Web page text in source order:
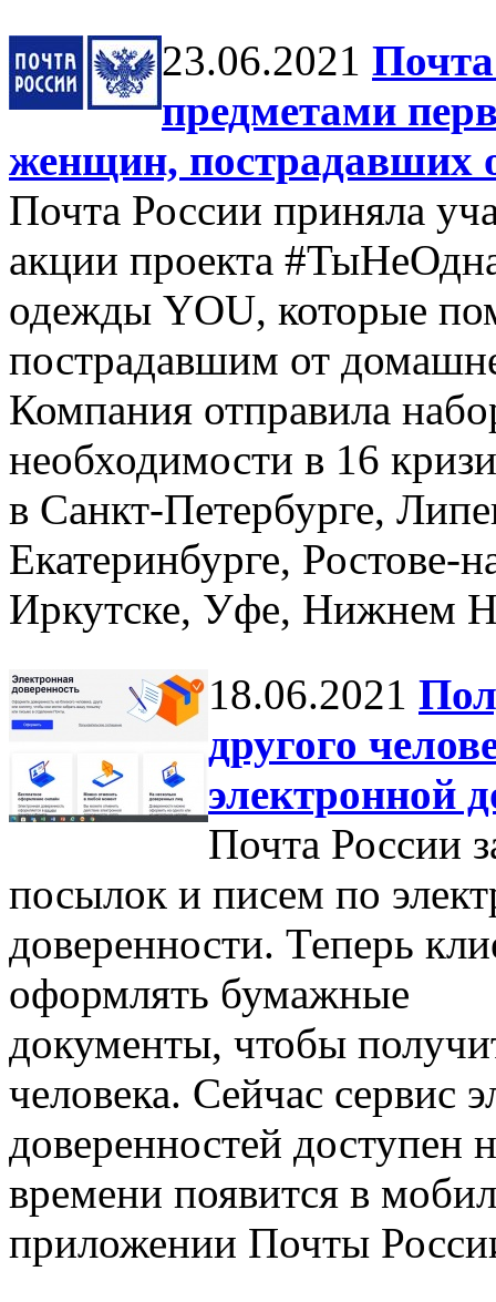
23.06.2021
предметами
женщин, пострадавших
Почта России приняла
акции проекта
одежды YOU, которые
пострадавшим от
Компания отправила
необходимости в 16
в Санкт-Петербурге,
Екатеринбурге, Ростове-
Иркутске, Уфе, Нижнем
18.06.2021
другого
электронной
Почта России
посылок и писем по
доверенности. Теперь
оформлять бумажные
документы, чтобы
человека. Сейчас сервис
доверенностей доступен
времени появится в
приложении Почты